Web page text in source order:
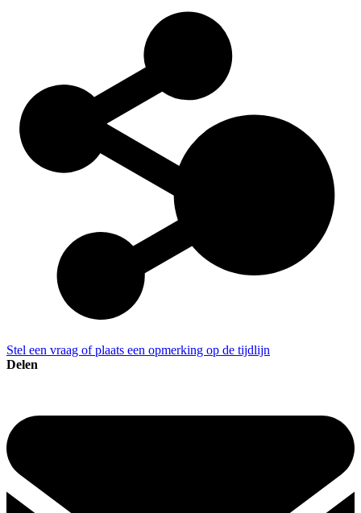
Stel een vraag of plaats een opmerking op de tijdlijn
Delen